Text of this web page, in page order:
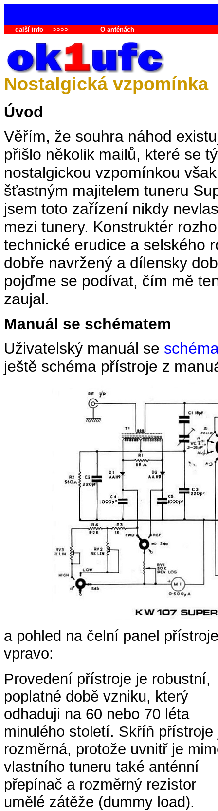
další info>>>> O anténách
Nostalgická vzpomínka
Úvod
Věřím, že souhra náhod
přišlo několik mailů, které se
nostalgickou vzpomínkou
šťastným majitelem tuneru
jsem toto zařízení nikdy
mezi tunery. Konstruktér
technické erudice a selského
dobře navržený a dílensky
pojďme se podívat, čím mě
zaujal.
Manuál se schématem
Uživatelský manuál se
ještě schéma přístroje z
a pohled na čelní panel
vpravo:
Provedení přístroje je robustní,
poplatné době vzniku, který
odhaduji na 60 nebo 70 léta
minulého století. Skříň přístroje
rozměrná, protože uvnitř je
vlastního tuneru také anténní
přepínač a rozměrný rezistor
umělé zátěže (dummy load).